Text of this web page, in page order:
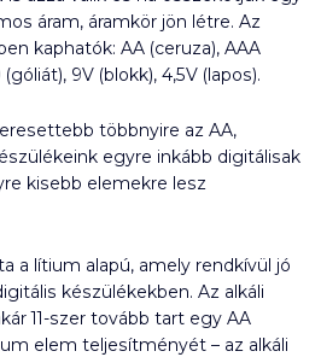
áram, áramkör jön létre. Az
kaphatók: AA (ceruza), AAA
9V (blokk), 4,5V (lapos).
többnyire az AA,
egyre inkább digitálisak
kisebb elemekre lesz
a lítium alapú, amely rendkívül jó
készülékekben. Az alkáli
11-szer tovább tart egy AA
elem teljesítményét – az alkáli